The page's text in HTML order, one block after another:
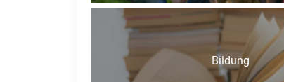
Bildung